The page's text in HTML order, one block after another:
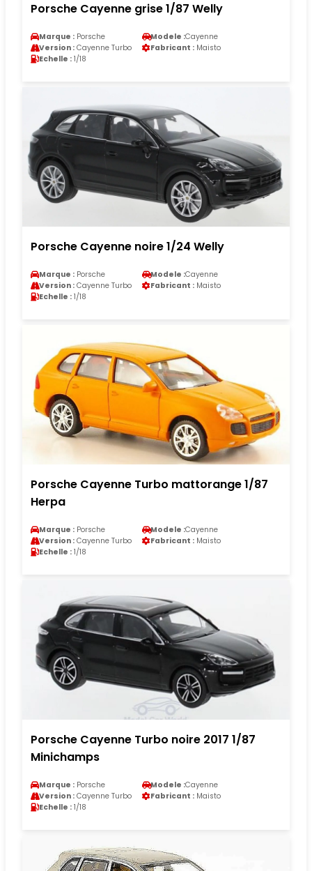
Porsche Cayenne grise 1/87 Welly
Marque : Porsche Modele :Cayenne
Version : Cayenne Turbo Fabricant : Maisto
Echelle : 1/18
Porsche Cayenne noire 1/24 Welly
Marque : Porsche Modele :Cayenne
Version : Cayenne Turbo Fabricant : Maisto
Echelle : 1/18
Porsche Cayenne Turbo mattorange 1/87
Herpa
Marque : Porsche Modele :Cayenne
Version : Cayenne Turbo Fabricant : Maisto
Echelle : 1/18
Porsche Cayenne Turbo noire 2017 1/87
Minichamps
Marque : Porsche Modele :Cayenne
Version : Cayenne Turbo Fabricant : Maisto
Echelle : 1/18